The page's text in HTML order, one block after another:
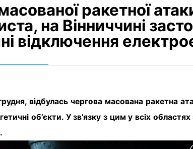
ракетної
на Вінниччині
відключення
відбулась чергова масована ракетна
об’єкти. У зв’язку з цим у всіх